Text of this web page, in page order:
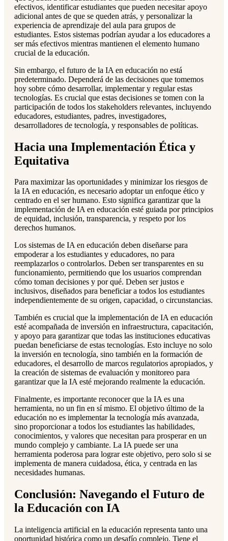
efectivos, identificar estudiantes que pueden necesitar apoyo
adicional antes de que se queden atrás, y personalizar la
experiencia de aprendizaje del aula para grupos de
estudiantes. Estos sistemas podrían ayudar a los educadores a
ser más efectivos mientras mantienen el elemento humano
crucial de la educación.
Sin embargo, el futuro de la IA en educación no está
predeterminado. Dependerá de las decisiones que tomemos
hoy sobre cómo desarrollar, implementar y regular estas
tecnologías. Es crucial que estas decisiones se tomen con la
participación de todos los stakeholders relevantes, incluyendo
educadores, estudiantes, padres, investigadores,
desarrolladores de tecnología, y responsables de políticas.
Hacia una Implementación Ética y
Equitativa
Para maximizar las oportunidades y minimizar los riesgos de
la IA en educación, es necesario adoptar un enfoque ético y
centrado en el ser humano. Esto significa garantizar que la
implementación de IA en educación esté guiada por principios
de equidad, inclusión, transparencia, y respeto por los
derechos humanos.
Los sistemas de IA en educación deben diseñarse para
empoderar a los estudiantes y educadores, no para
reemplazarlos o controlarlos. Deben ser transparentes en su
funcionamiento, permitiendo que los usuarios comprendan
cómo toman decisiones y por qué. Deben ser justos e
inclusivos, diseñados para beneficiar a todos los estudiantes
independientemente de su origen, capacidad, o circunstancias.
También es crucial que la implementación de IA en educación
esté acompañada de inversión en infraestructura, capacitación,
y apoyo para garantizar que todas las instituciones educativas
puedan beneficiarse de estas tecnologías. Esto incluye no solo
la inversión en tecnología, sino también en la formación de
educadores, el desarrollo de marcos regulatorios apropiados, y
la creación de sistemas de evaluación y monitoreo para
garantizar que la IA esté mejorando realmente la educación.
Finalmente, es importante reconocer que la IA es una
herramienta, no un fin en sí mismo. El objetivo último de la
educación no es implementar la tecnología más avanzada,
sino proporcionar a todos los estudiantes las habilidades,
conocimientos, y valores que necesitan para prosperar en un
mundo complejo y cambiante. La IA puede ser una
herramienta poderosa para lograr este objetivo, pero solo si se
implementa de manera cuidadosa, ética, y centrada en las
necesidades humanas.
Conclusión: Navegando el Futuro de
la Educación con IA
La inteligencia artificial en la educación representa tanto una
oportunidad histórica como un desafío complejo. Tiene el